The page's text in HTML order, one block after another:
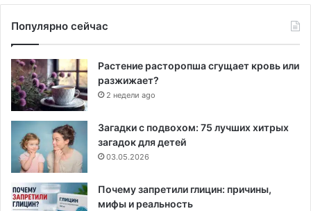
Популярно сейчас
Растение расторопша сгущает кровь или
разжижает?
2 недели ago
Загадки с подвохом: 75 лучших хитрых
загадок для детей
03.05.2026
Почему запретили глицин: причины,
мифы и реальность